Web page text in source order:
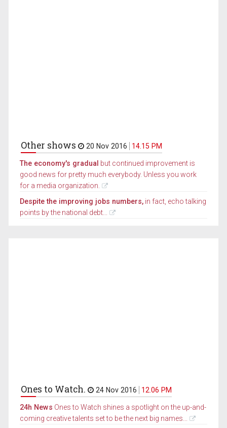
Other shows 20 Nov 2016 14.15 PM
The economy's gradual but continued improvement is
good news for pretty much everybody. Unless you work
for a media organization.
Despite the improving jobs numbers, in fact, echo talking
points by the national debt...
Ones to Watch. 24 Nov 2016 12.06 PM
24h News Ones to Watch shines a spotlight on the up-and-
coming creative talents set to be the next big names...